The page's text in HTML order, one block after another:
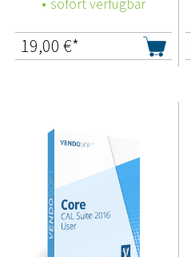
sofort verfügbar
19,00 €*